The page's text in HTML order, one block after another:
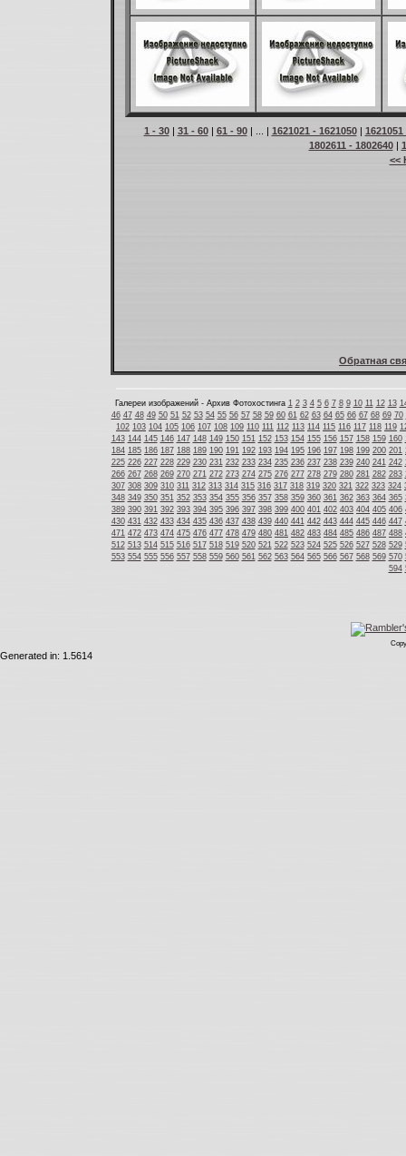
1 - 30| 31 - 60| 61 - 90| ... | 1621021 - 1621050| 1621051
1802611 - 1802640|
<<
Обратная
Галереи изображений - Архив Фотохостинга 1 2 3 4 5 6 7 8 9 10 11 12 13
46 47 48 49 50 51 52 53 54 55 56 57 58 59 60 61 62 63 64 65 66 67 68 69 70
102 103 104 105 106 107 108 109 110 111 112 113 114 115 116 117 118 119
143 144 145 146 147 148 149 150 151 152 153 154 155 156 157 158 159 160
184 185 186 187 188 189 190 191 192 193 194 195 196 197 198 199 200 201
225 226 227 228 229 230 231 232 233 234 235 236 237 238 239 240 241 242
266 267 268 269 270 271 272 273 274 275 276 277 278 279 280 281 282 283
307 308 309 310 311 312 313 314 315 316 317 318 319 320 321 322 323 324
348 349 350 351 352 353 354 355 356 357 358 359 360 361 362 363 364 365
389 390 391 392 393 394 395 396 397 398 399 400 401 402 403 404 405 406
430 431 432 433 434 435 436 437 438 439 440 441 442 443 444 445 446 447
471 472 473 474 475 476 477 478 479 480 481 482 483 484 485 486 487 488
512 513 514 515 516 517 518 519 520 521 522 523 524 525 526 527 528 529
553 554 555 556 557 558 559 560 561 562 563 564 565 566 567 568 569 570
594
Generated in: 1.5614